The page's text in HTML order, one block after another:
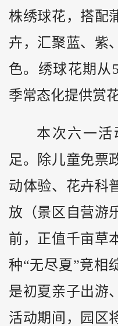
株绣球花，搭配
卉，汇聚蓝、紫
色。绣球花期从
季常态化提供赏
本次六一活
足。除儿童免票
动体验、花卉科
放（景区自营游
前，正值千亩草
种“无尽夏”竞相
是初夏亲子出游
活动期间，园区